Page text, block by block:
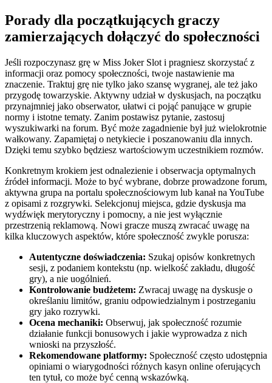
Porady dla początkujących graczy
zamierzających dołączyć do społeczności
Jeśli rozpoczynasz grę w Miss Joker Slot i pragniesz skorzystać z
informacji oraz pomocy społeczności, twoje nastawienie ma
znaczenie. Traktuj grę nie tylko jako szansę wygranej, ale też jako
przygodę towarzyskie. Aktywny udział w dyskusjach, na początku
przynajmniej jako obserwator, ułatwi ci pojąć panujące w grupie
normy i istotne tematy. Zanim postawisz pytanie, zastosuj
wyszukiwarki na forum. Być może zagadnienie był już wielokrotnie
wałkowany. Zapamiętaj o netykiecie i poszanowaniu dla innych.
Dzięki temu szybko będziesz wartościowym uczestnikiem rozmów.
Konkretnym krokiem jest odnalezienie i obserwacja optymalnych
źródeł informacji. Może to być wybrane, dobrze prowadzone forum,
aktywna grupa na portalu społecznościowym lub kanał na YouTube
z opisami z rozgrywki. Selekcjonuj miejsca, gdzie dyskusja ma
wydźwięk merytoryczny i pomocny, a nie jest wyłącznie
przestrzenią reklamową. Nowi gracze muszą zwracać uwagę na
kilka kluczowych aspektów, które społeczność zwykle porusza:
Autentyczne doświadczenia: Szukaj opisów konkretnych
sesji, z podaniem kontekstu (np. wielkość zakładu, długość
gry), a nie uogólnień.
Kontrolowanie budżetem: Zwracaj uwagę na dyskusje o
określaniu limitów, graniu odpowiedzialnym i postrzeganiu
gry jako rozrywki.
Ocena mechaniki: Obserwuj, jak społeczność rozumie
działanie funkcji bonusowych i jakie wyprowadza z nich
wnioski na przyszłość.
Rekomendowane platformy: Społeczność często udostępnia
opiniami o wiarygodności różnych kasyn online oferujących
ten tytuł, co może być cenną wskazówką.